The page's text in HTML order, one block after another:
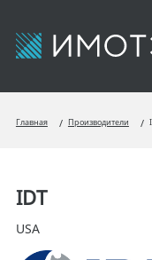
Главная Производители
IDT
USA